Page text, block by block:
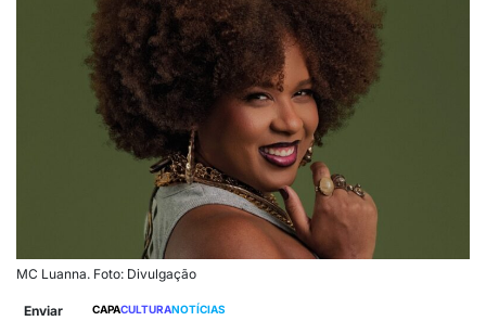
MC Luanna. Foto: Divulgação
Enviar CAPACULTURANOTÍCIAS